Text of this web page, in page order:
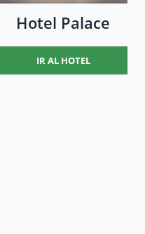
Hotel Palace
IR AL HOTEL